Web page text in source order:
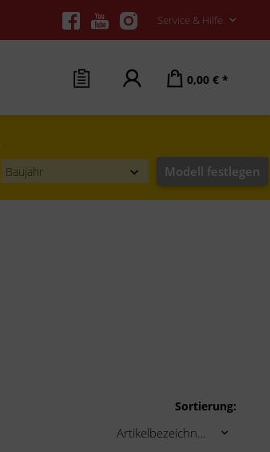
Service & Hilfe
0,00 € *
Modell festlegen
Sortierung: